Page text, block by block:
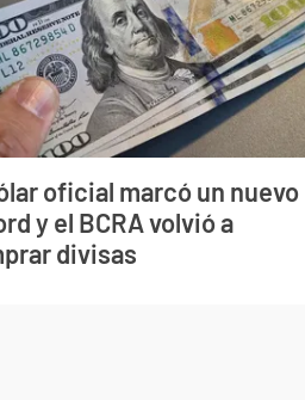
oficial marcó un nuevo
y el BCRA volvió a
divisas